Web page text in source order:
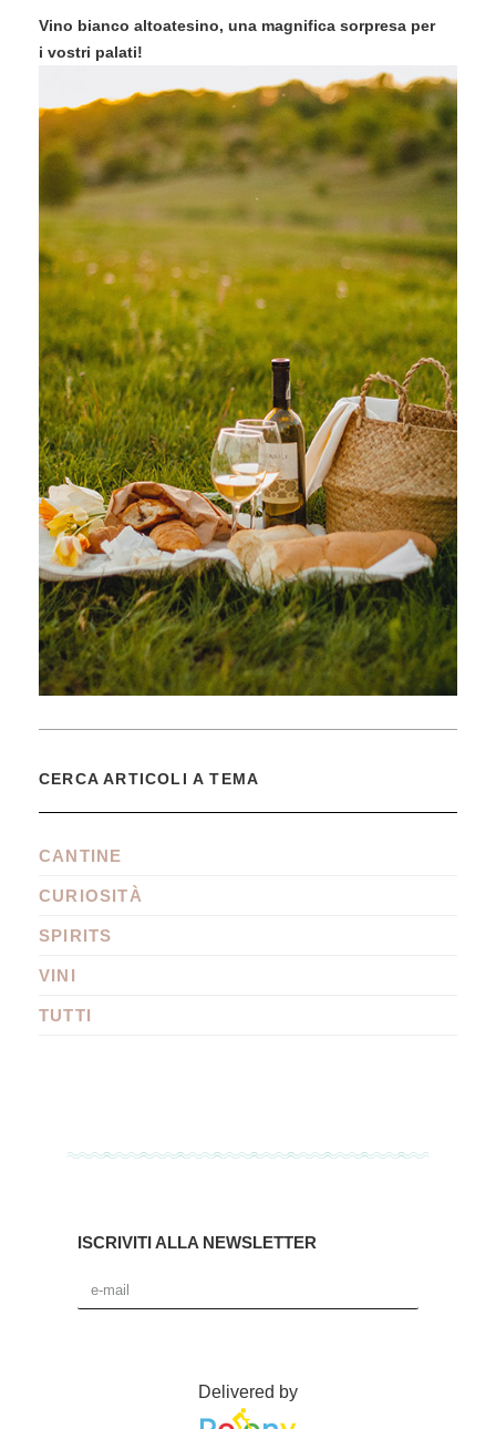
Vino bianco altoatesino, una magnifica sorpresa per
i vostri palati!
CERCA ARTICOLI A TEMA
CANTINE
CURIOSITÀ
SPIRITS
VINI
TUTTI
ISCRIVITI ALLA NEWSLETTER
Delivered by